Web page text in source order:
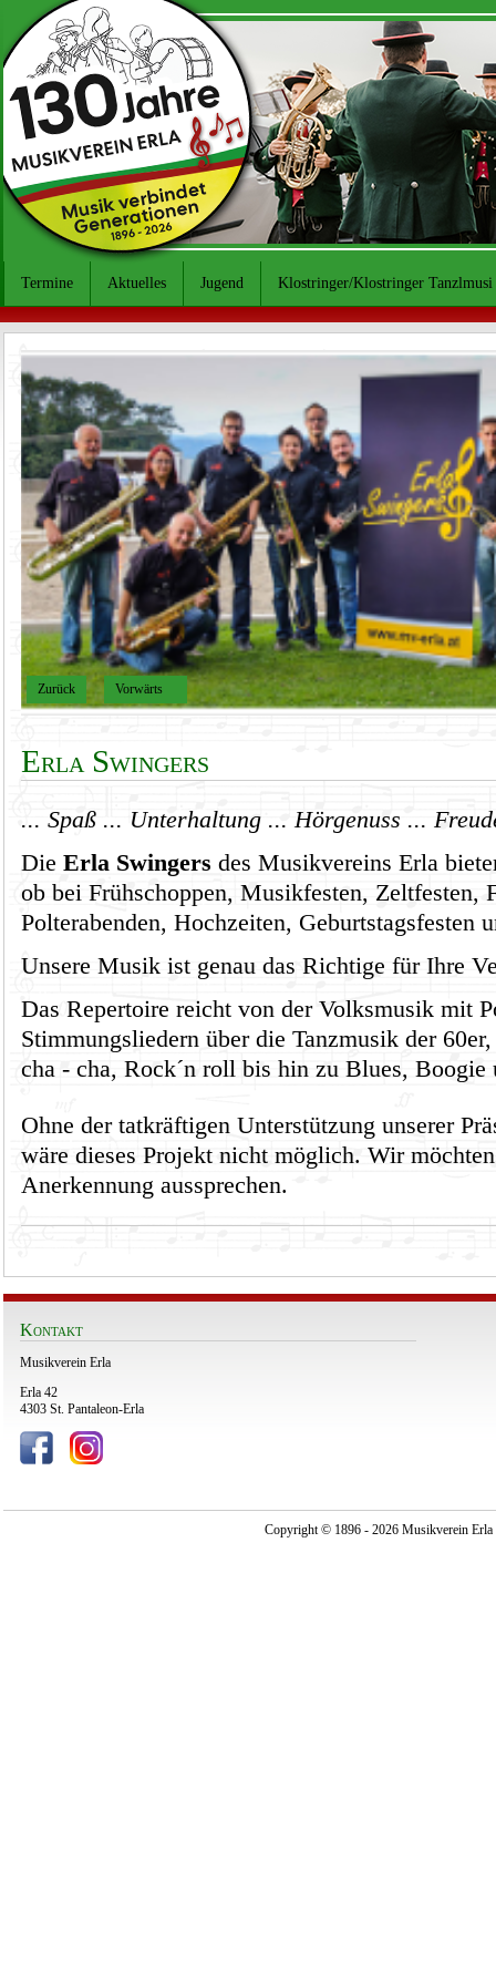
Termine Aktuelles Jugend Klostringer/Klostringer Tanzlmusi
Zurück Vorwärts
Erla Swingers
... Spaß ... Unterhaltung ... Hörgenuss ...
Die Erla Swingers des Musikvereins Erla
ob bei Frühschoppen, Musikfesten, Zeltfesten,
Polterabenden, Hochzeiten, Geburtstagsfesten
Unsere Musik ist genau das Richtige für Ihre
Das Repertoire reicht von der Volksmusik mit
Stimmungsliedern über die Tanzmusik der
cha - cha, Rock´n roll bis hin zu Blues,
Ohne der tatkräftigen Unterstützung unserer
wäre dieses Projekt nicht möglich. Wir
Anerkennung aussprechen.
Kontakt
Musikverein Erla
Erla 42
4303 St. Pantaleon-Erla
Copyright © 1896 - 2026 Musikverein Erla